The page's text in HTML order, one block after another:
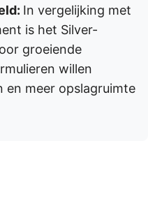
In vergelijking met
is het Silver-
groeiende
willen
en meer opslagruimte